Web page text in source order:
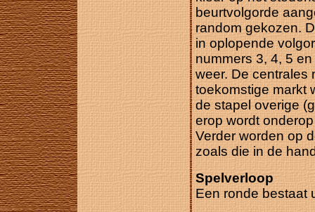
beurtvolgorde
random gekozen.
in oplopende
nummers 3, 4, 5
weer. De centrales
toekomstige markt
de stapel overige
erop wordt
Verder worden op
zoals die in de
Spelverloop
Een ronde bestaat